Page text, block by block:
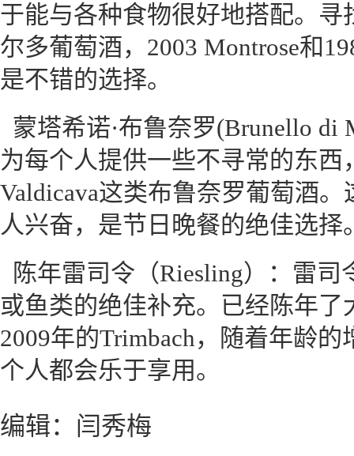
于能与各种食物很好地搭配。寻
尔多葡萄酒，2003 Montrose和
是不错的选择。
蒙塔希诺·布鲁奈罗(Brunello di
为每个人提供一些不寻常的东西
Valdicava这类布鲁奈罗葡萄酒
人兴奋，是节日晚餐的绝佳选择
陈年雷司令（Riesling）：雷
或鱼类的绝佳补充。已经陈年
2009年的Trimbach，随着年龄
个人都会乐于享用。
编辑：闫秀梅